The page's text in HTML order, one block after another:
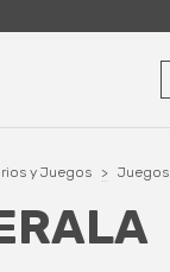
y Juegos > Juegos